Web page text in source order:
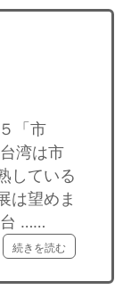
「市
湾は市
している
は望めま
台 ……
続きを読む